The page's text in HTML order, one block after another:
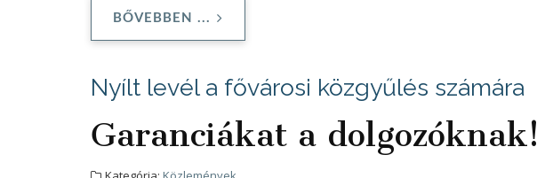
BŐVEBBEN ...
Nyílt levél a fővárosi közgyűlés számára
Garanciákat a dolgozóknak!